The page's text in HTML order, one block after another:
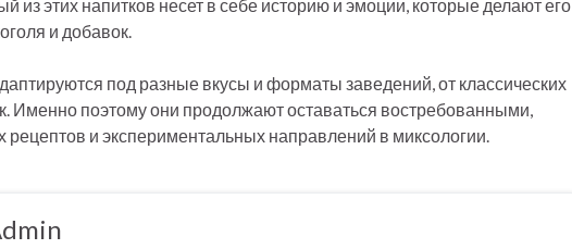
из этих напитков несет в себе историю и эмоции, которые делают его
и добавок.
под разные вкусы и форматы заведений, от классических
Именно поэтому они продолжают оставаться востребованными,
и экспериментальных направлений в миксологии.